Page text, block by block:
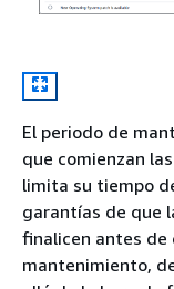
El periodo de
que comienzan
limita su tiempo
garantías de que
finalicen antes de
mantenimiento,